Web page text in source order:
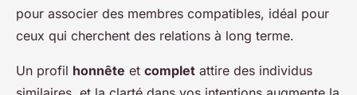
pour associer des membres compatibles, idéal pour
ceux qui cherchent des relations à long terme.
Un profil honnête et complet attire des individus